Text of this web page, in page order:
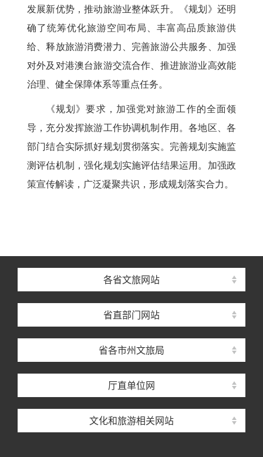
发展新优势，推动旅游业整体跃升。《规划》还明
确了统筹优化旅游空间布局、丰富高品质旅游供
给、释放旅游消费潜力、完善旅游公共服务、加强
对外及对港澳台旅游交流合作、推进旅游业高效能
治理、健全保障体系等重点任务。
《规划》要求，加强党对旅游工作的全面领
导，充分发挥旅游工作协调机制作用。各地区、各
部门结合实际抓好规划贯彻落实。完善规划实施监
测评估机制，强化规划实施评估结果运用。加强政
策宣传解读，广泛凝聚共识，形成规划落实合力。
各省文旅网站
省直部门网站
省各市州文旅局
厅直单位网
文化和旅游相关网站